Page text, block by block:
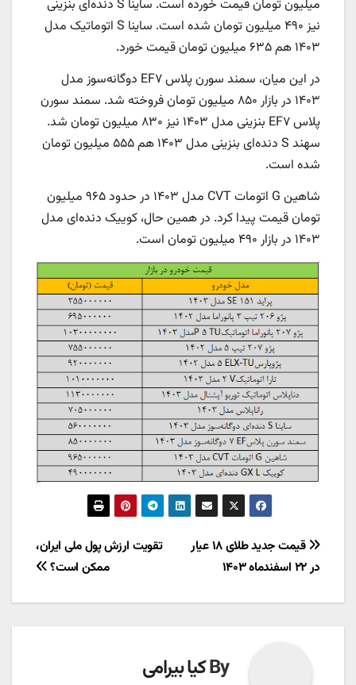
میلیون تومان قیمت خورده است. ساینا S دنده‌ای بنزینی
نیز ۴۹۰ میلیون تومان شده است. ساینا S اتوماتیک مدل
۱۴۰۳ هم ۶۳۵ میلیون تومان قیمت خورد.
در این میان، سمند سورن پلاس EF۷ دوگانه‌سوز مدل
۱۴۰۳ در بازار ۸۵۰ میلیون تومان فروخته شد. سمند سورن
پلاس EF۷ بنزینی مدل ۱۴۰۳ نیز ۸۳۰ میلیون تومان شد.
سهند S دنده‌ای بنزینی مدل ۱۴۰۳ هم ۵۵۵ میلیون تومان
شده است.
شاهین G اتومات CVT مدل ۱۴۰۳ در حدود ۹۶۵ میلیون
تومان قیمت پیدا کرد. در همین حال، کوییک دنده‌ای مدل
۱۴۰۳ در بازار ۴۹۰ میلیون تومان است.
راهبری
نوشته
تقویت ارزش پول ملی ایران،
ممکن است؟
قیمت جدید طلای ۱۸ عیار
در ۲۲ اسفندماه ۱۴۰۳
Byکیا بیرامی